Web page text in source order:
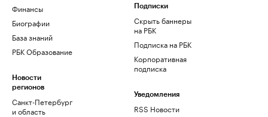
Финансы
Биографии
База знаний
РБК Образование
Новости
регионов
Санкт-Петербург
и область
Подписки
Скрыть баннеры
на РБК
Подписка на РБК
Корпоративная
подписка
Уведомления
RSS Новости